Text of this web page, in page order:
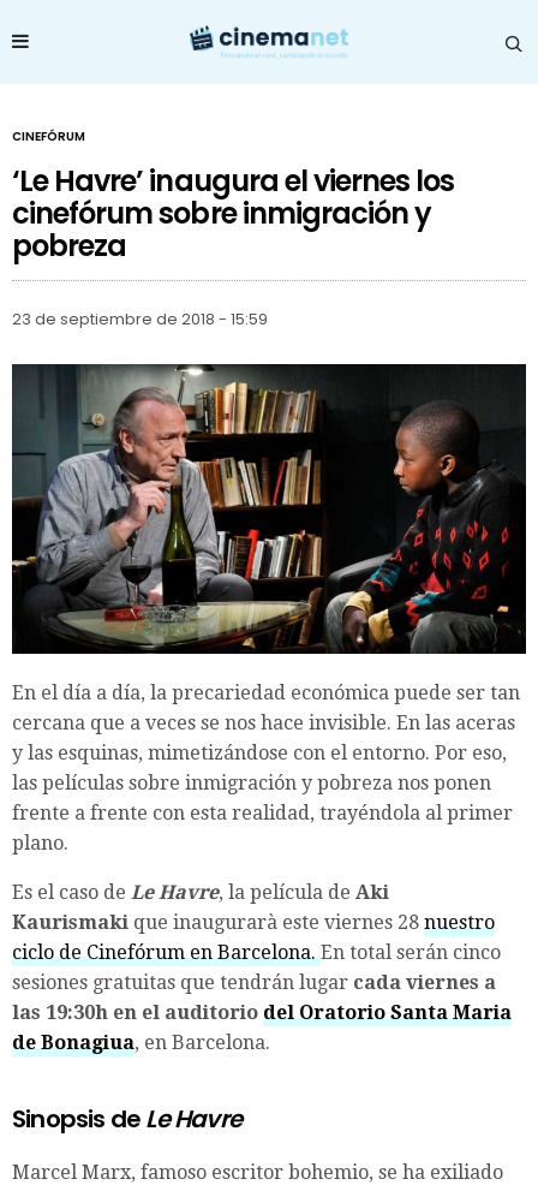
CINEFÓRUM
‘Le Havre’ inaugura el viernes los
cinefórum sobre inmigración y
pobreza
23 de septiembre de 2018 - 15:59
En el día a día, la precariedad económica puede ser tan
cercana que a veces se nos hace invisible. En las aceras
y las esquinas, mimetizándose con el entorno. Por eso,
las películas sobre inmigración y pobreza nos ponen
frente a frente con esta realidad, trayéndola al primer
plano.
Es el caso de Le Havre, la película de Aki
Kaurismaki que inaugurarà este viernes 28 nuestro
ciclo de Cinefórum en Barcelona. En total serán cinco
sesiones gratuitas que tendrán lugar cada viernes a
las 19:30h en el auditorio del Oratorio Santa Maria
de Bonagiua, en Barcelona.
Sinopsis deLe Havre
Marcel Marx, famoso escritor bohemio, se ha exiliado